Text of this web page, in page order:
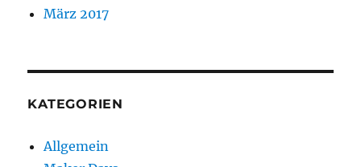
März 2017
KATEGORIEN
Allgemein